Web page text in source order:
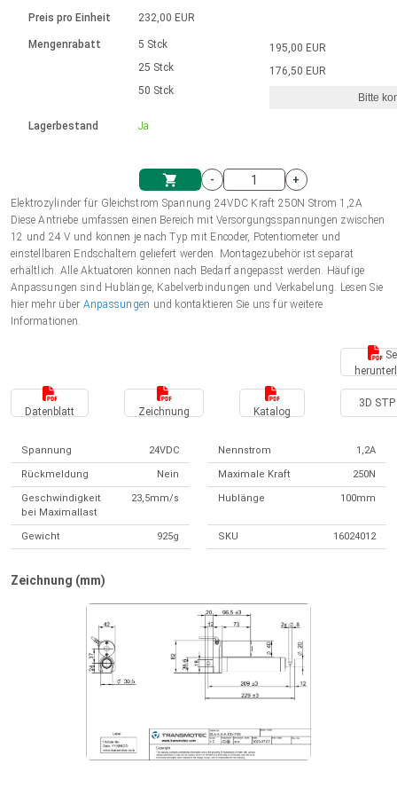
Einheitssystem
Einkaufswagen
Hubmagnete
230 - 50 Hz | 110 - 60 Hz
Drehzahlregelung für die AIS-Serie
Bürstenlose Gleichstrommotoren
mit Planetengetriebe und internem
Ø 28-42| 1-1400 rpm | <= 290Ncm
Bürstenlose DC Motor Controller
Gleichstrommotoren mit
Schneckengetriebe und Bürsten
Ø43-124mm | 31-425rpm | ≤ 41Nm
Treiber für Gleichstrommotoren mit
Synchron-Asynchron | für 1-4 Elektrozylinder
Synchron-Asynchron | für 1-4 Elektrozylinder
Français (EUR)
Polski (EUR)
Norsk (NOK)
Suomi (EUR)
Preis pro Einheit
Mengenrabatt
Lagerbestand
232,00 EUR
5 Stck
25 Stck
50 Stck
Ja
195,00 EUR
176,50 EUR
Bitte
-
+
Elektrozylinder für Gleichstrom Spannung 24VDC Kraft 250N Strom 1,2A
Diese Antriebe umfassen einen Bereich mit Versorgungsspannungen zwischen
12 und 24 V und können je nach Typ mit Encoder, Potentiometer und
einstellbaren Endschaltern geliefert werden. Montagezubehör ist separat
erhältlich. Alle Aktuatoren können nach Bedarf angepasst werden. Häufige
Anpassungen sind Hublänge, Kabelverbindungen und Verkabelung. Lesen Sie
hier mehr über Anpassungen und kontaktieren Sie uns für weitere
Informationen.
Datenblatt Zeichnung Katalog
3D STP
Spannung 24VDC Nennstrom 1,2A
Rückmeldung Nein Maximale Kraft 250N
Geschwindigkeit
bei Maximallast
23,5mm/s Hublänge 100mm
Gewicht 925g SKU 16024012
Zeichnung (mm)